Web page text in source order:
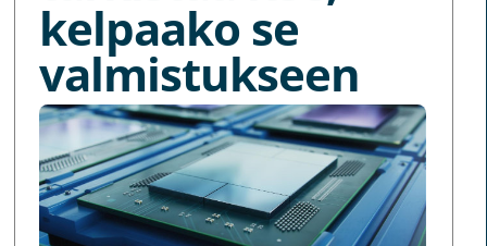
kelpaako se
valmistukseen